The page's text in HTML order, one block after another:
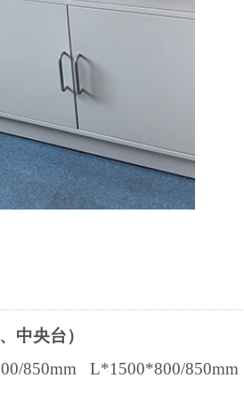
中央台）
850mm L*1500*800/850mm